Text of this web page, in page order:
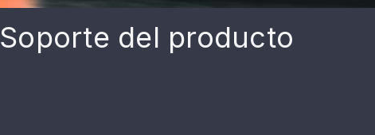
Soporte del producto